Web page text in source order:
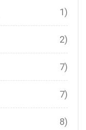
1)
2)
7)
7)
8)